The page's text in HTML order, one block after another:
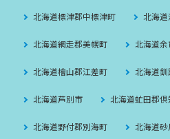
北海道標津郡中標津町 北海
北海道網走郡美幌町 北海道
北海道檜山郡江差町 北海道
北海道芦別市 北海道虻田郡
北海道野付郡別海町 北海道